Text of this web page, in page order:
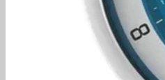
Daniel Wellington
Bulova
Fossil
Bonest Gatti
August Berg
Bộ Sưu Tập Hot